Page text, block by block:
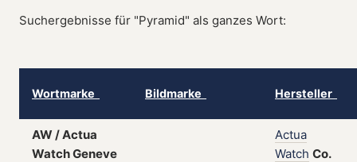
Suchergebnisse für "Pyramid" als ganzes Wort:
Wortmarke Bildmarke Hersteller
AW / Actua
Watch Geneve
Actua
Watch Co.